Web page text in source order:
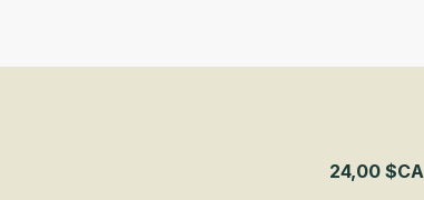
24,00 $CA